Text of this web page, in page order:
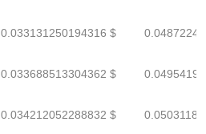
0.033131250194316 $
0.033688513304362 $
0.034212052288832 $